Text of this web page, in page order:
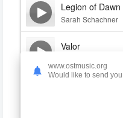
Legion of Dawn
Sarah Schachner
Valor
www.ostmusic.org
Would like to send